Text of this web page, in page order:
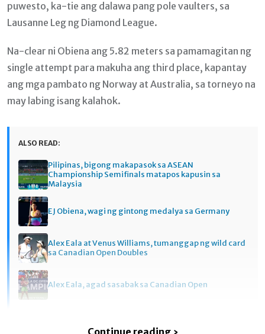
puwesto, ka-tie ang dalawa pang pole vaulters, sa
Lausanne Leg ng Diamond League.
Na-clear ni Obiena ang 5.82 meters sa pamamagitan ng
single attempt para makuha ang third place, kapantay
ang mga pambato ng Norway at Australia, sa torneyo na
may labing isang kalahok.
ALSO READ:
Pilipinas, bigong makapasok sa ASEAN
Championship Semifinals matapos kapusin sa
Malaysia
EJ Obiena, wagi ng gintong medalya sa Germany
Alex Eala at Venus Williams, tumanggap ng wild card
sa Canadian Open Doubles
Alex Eala, agad sasabak sa Canadian Open